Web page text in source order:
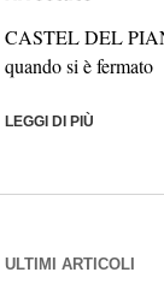
CASTEL DEL
quando si è fermato
LEGGI DI PIÙ
ULTIMI ARTICOLI